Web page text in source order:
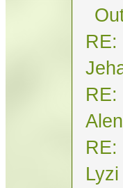
RE:
RE:
RE: